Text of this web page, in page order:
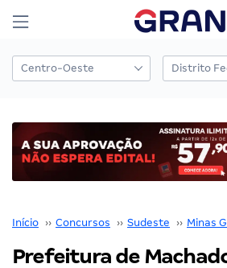
Início ›› Concursos ›› Sudeste ›› Minas
Prefeitura de